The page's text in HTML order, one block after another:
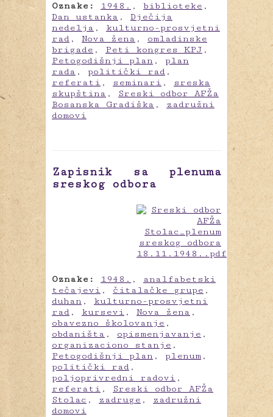
Oznake: 1948. , biblioteke ,
Dan ustanka , Dječija
nedelja , kulturno-prosvjetni
rad , Nova žena , omladinske
brigade , Peti kongres KPJ ,
Petogodišnji plan , plan
rada , politički rad ,
referati , seminari ,
sreska
skupština ,
Sreski odbor AFŽa
Bosanska Gradiška ,
zadružni
domovi
Zapisnik sa plenuma
sreskog odbora
Oznake: 1948. ,
analfabetski
tečajevi , čitalačke grupe ,
duhan , kulturno-prosvjetni
rad , kursevi , Nova žena ,
obavezno školovanje ,
obdaništa , opismenjavanje ,
organizaciono stanje ,
Petogodišnji plan , plenum ,
politički rad ,
poljoprivredni radovi ,
referati ,
Sreski odbor AFŽa
Stolac , zadruge ,
zadružni
domovi